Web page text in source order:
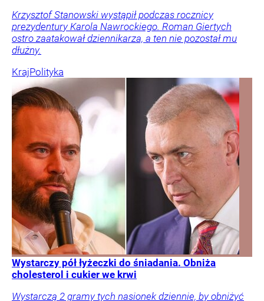
Krzysztof Stanowski wystąpił podczas rocznicy
prezydentury Karola Nawrockiego. Roman Giertych
ostro zaatakował dziennikarza, a ten nie pozostał mu
dłużny.
KrajPolityka
Wystarczy pół łyżeczki do śniadania. Obniża
cholesterol i cukier we krwi
Wystarczą 2 gramy tych nasionek dziennie, by obniżyć